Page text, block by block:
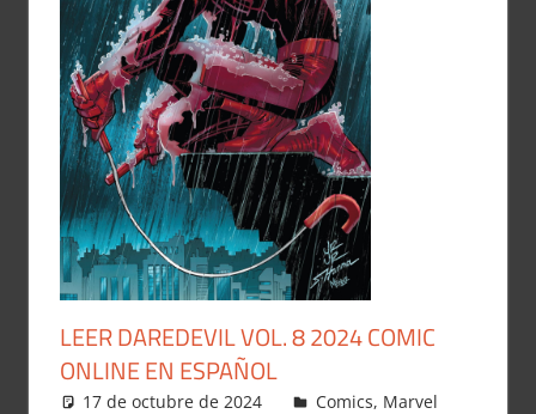
LEER DAREDEVIL VOL. 8 2024 COMIC
ONLINE EN ESPAÑOL
17 de octubre de 2024 Carlitox Banana
Comics, Marvel